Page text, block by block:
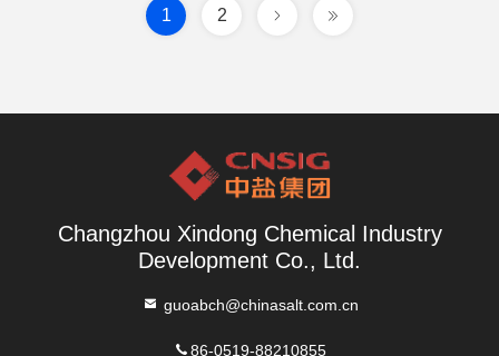
1 2
Changzhou Xindong Chemical Industry
Development Co., Ltd.
guoabch@chinasalt.com.cn
86-0519-88210855